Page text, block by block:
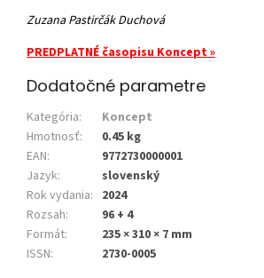
Zuzana Pastirčák Duchová
PREDPLATNÉ časopisu Koncept »
Dodatočné parametre
Kategória:
Koncept
Hmotnosť:
0.45 kg
EAN:
9772730000001
Jazyk:
slovenský
Rok vydania: 2024
Rozsah:
96 + 4
Formát:
235 × 310 × 7 mm
ISSN: 2730-0005